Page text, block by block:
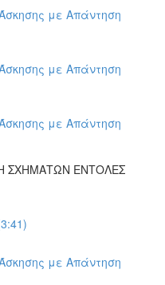
με Απάντηση
με Απάντηση
με Απάντηση
ΣΧΗΜΑΤΩΝ ΕΝΤΟΛΕΣ
με Απάντηση